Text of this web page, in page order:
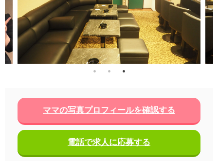
ママの写真プロフィールを確認する
電話で求人に応募する